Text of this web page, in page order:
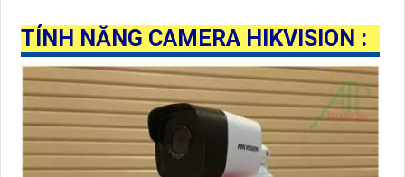
TÍNH NĂNG CAMERA HIKVISION :